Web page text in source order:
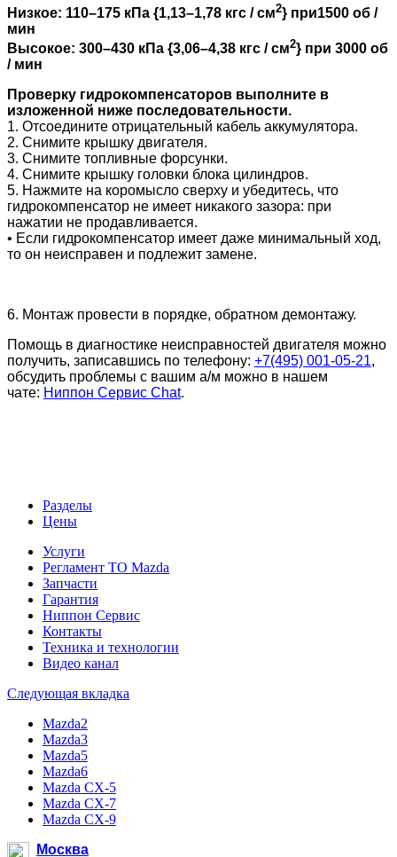
Низкое: 110–175 кПа {1,13–1,78 кгс / см2} при1500 об /
мин
Высокое: 300–430 кПа {3,06–4,38 кгс / см2} при 3000 об
/ мин
Проверку гидрокомпенсаторов выполните в
изложенной ниже последовательности.
1. Отсоедините отрицательный кабель аккумулятора.
2. Снимите крышку двигателя.
3. Снимите топливные форсунки.
4. Снимите крышку головки блока цилиндров.
5. Нажмите на коромысло сверху и убедитесь, что
гидрокомпенсатор не имеет никакого зазора: при
нажатии не продавливается.
• Если гидрокомпенсатор имеет даже минимальный ход,
то он неисправен и подлежит замене.
6. Монтаж провести в порядке, обратном демонтажу.
Помощь в диагностике неисправностей двигателя можно
получить, записавшись по телефону: +7(495) 001-05-21,
обсудить проблемы с вашим а/м можно в нашем
чате: Ниппон Сервис Chat.
Разделы
Цены
Услуги
Регламент ТО Mazda
Запчасти
Гарантия
Ниппон Сервис
Контакты
Техника и технологии
Видео канал
Следующая вкладка
Mazda2
Mazda3
Mazda5
Mazda6
Mazda CX-5
Mazda CX-7
Mazda CX-9
Москва